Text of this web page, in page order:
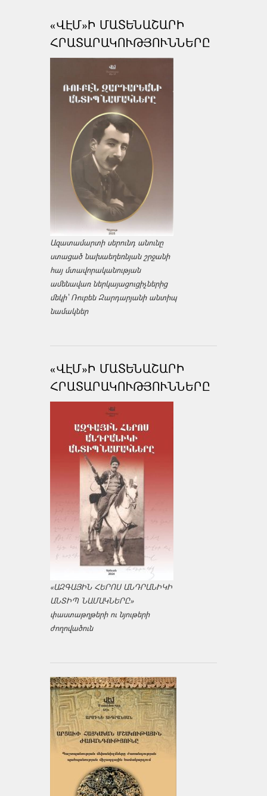
«ՎԷՄ»Ի ՄԱՏԵՆԱՇԱՐԻ
ՀՐԱՏԱՐԱԿՈՒԹՅՈՒՆՆԵՐԸ
Ազատամարտի սերունդ անունը
ստացած նախաեղեռնյան շրջանի
հայ մտավորականության
ամենավառ ներկայացուցիչներից
մեկի՝ Ռուբեն Զարդարյանի անտիպ
նամակներ
«ՎԷՄ»Ի ՄԱՏԵՆԱՇԱՐԻ
ՀՐԱՏԱՐԱԿՈՒԹՅՈՒՆՆԵՐԸ
«ԱԶԳԱՅԻՆ ՀԵՐՈՍ ԱՆԴՐԱՆԻԿԻ
ԱՆՏԻՊ ՆԱՄԱԿՆԵՐԸ»
փաստաթղթերի ու նյութերի
ժողովածուն